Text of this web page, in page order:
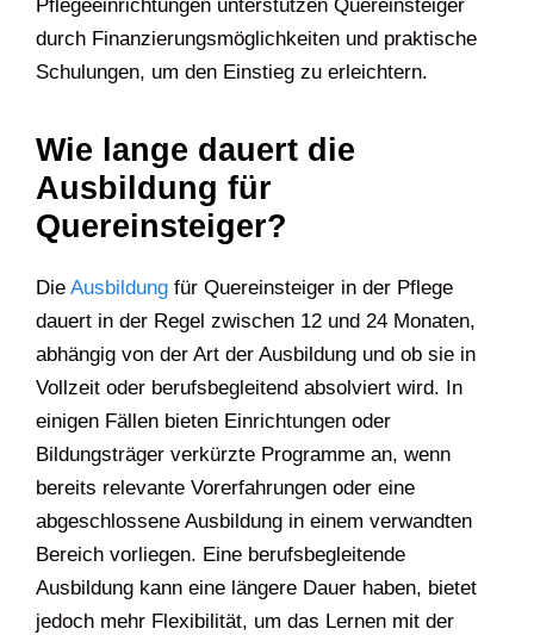
Pflegeeinrichtungen unterstützen Quereinsteiger
durch Finanzierungsmöglichkeiten und praktische
Schulungen, um den Einstieg zu erleichtern.
Wie lange dauert die
Ausbildung für
Quereinsteiger?
Die Ausbildung für Quereinsteiger in der Pflege
dauert in der Regel zwischen 12 und 24 Monaten,
abhängig von der Art der Ausbildung und ob sie in
Vollzeit oder berufsbegleitend absolviert wird. In
einigen Fällen bieten Einrichtungen oder
Bildungsträger verkürzte Programme an, wenn
bereits relevante Vorerfahrungen oder eine
abgeschlossene Ausbildung in einem verwandten
Bereich vorliegen. Eine berufsbegleitende
Ausbildung kann eine längere Dauer haben, bietet
jedoch mehr Flexibilität, um das Lernen mit der